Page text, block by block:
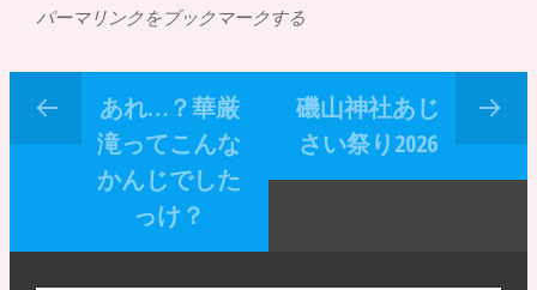
パーマリンクをブックマークする
あれ…？華厳
滝ってこんな
かんじでした
っけ？
磯山神社あじ
さい祭り2026